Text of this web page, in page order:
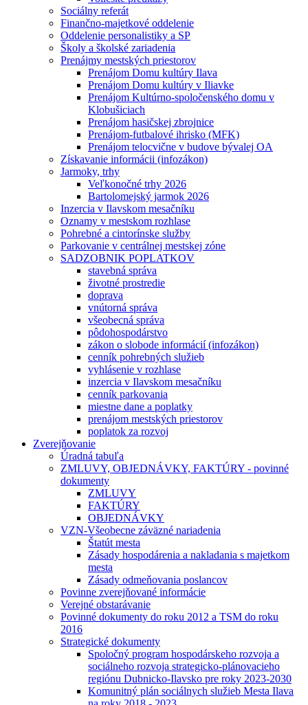
Sociálny referát
Finančno-majetkové oddelenie
Oddelenie personalistiky a SP
Školy a školské zariadenia
Prenájmy mestských priestorov
Prenájom Domu kultúry Ilava
Prenájom Domu kultúry v Iliavke
Prenájom Kultúrno-spoločenského domu v
Klobušiciach
Prenájom hasičskej zbrojnice
Prenájom-futbalové ihrisko (MFK)
Prenájom telocvične v budove bývalej OA
Získavanie informácii (infozákon)
Jarmoky, trhy
Veľkonočné trhy 2026
Bartolomejský jarmok 2026
Inzercia v Ilavskom mesačníku
Oznamy v mestskom rozhlase
Pohrebné a cintorínske služby
Parkovanie v centrálnej mestskej zóne
SADZOBNIK POPLATKOV
stavebná správa
životné prostredie
doprava
vnútorná správa
všeobecná správa
pôdohospodárstvo
zákon o slobode informácií (infozákon)
cenník pohrebných služieb
vyhlásenie v rozhlase
inzercia v Ilavskom mesačníku
cenník parkovania
miestne dane a poplatky
prenájom mestských priestorov
poplatok za rozvoj
Zverejňovanie
Úradná tabuľa
ZMLUVY, OBJEDNÁVKY, FAKTÚRY - povinné
dokumenty
ZMLUVY
FAKTÚRY
OBJEDNÁVKY
VZN-Všeobecne záväzné nariadenia
Štatút mesta
Zásady hospodárenia a nakladania s majetkom
mesta
Zásady odmeňovania poslancov
Povinne zverejňované informácie
Verejné obstarávanie
Povinné dokumenty do roku 2012 a TSM do roku
2016
Strategické dokumenty
Spoločný program hospodárskeho rozvoja a
sociálneho rozvoja strategicko-plánovacieho
regiónu Dubnicko-Ilavsko pre roky 2023-2030
Komunitný plán sociálnych služieb Mesta Ilava